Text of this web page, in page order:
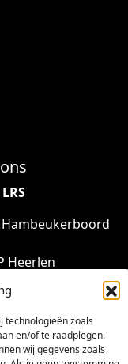
technologieën zoals
en/of te raadplegen.
wij gegevens zoals
Heerlen